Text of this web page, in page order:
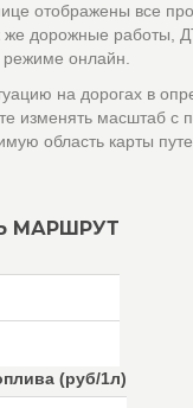
отображены все
же дорожные работы,
режиме онлайн.
на дорогах в
изменять масштаб с
область карты
МАРШРУТ
(руб/1л)